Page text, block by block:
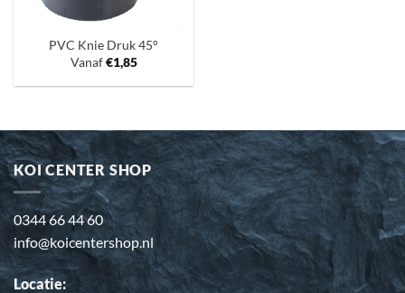
PVC Knie Druk 45°
Vanaf€1,85
KOI CENTER SHOP
0344 66 44 60
info@koicentershop.nl
Locatie: